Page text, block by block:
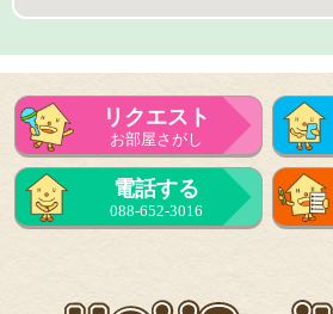
リクエスト
お部屋さがし
電話する
088-652-3016